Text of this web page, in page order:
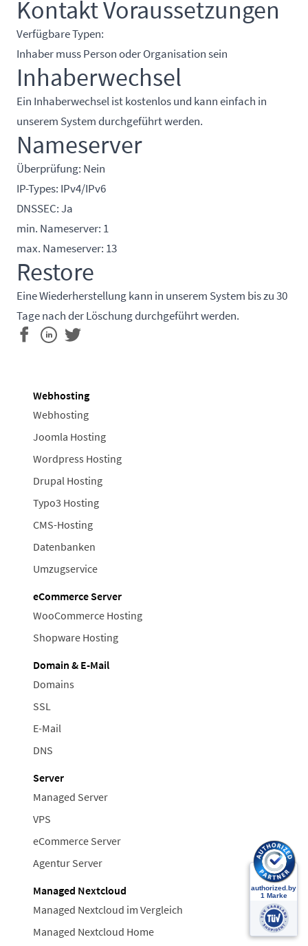
Kontakt Voraussetzungen
Verfügbare Typen:
Inhaber muss Person oder Organisation sein
Inhaberwechsel
Ein Inhaberwechsel ist kostenlos und kann einfach in
unserem System durchgeführt werden.
Nameserver
Überprüfung: Nein
IP-Types: IPv4/IPv6
DNSSEC: Ja
min. Nameserver: 1
max. Nameserver: 13
Restore
Eine Wiederherstellung kann in unserem System bis zu 30
Tage nach der Löschung durchgeführt werden.
Webhosting
Webhosting
Joomla Hosting
Wordpress Hosting
Drupal Hosting
Typo3 Hosting
CMS-Hosting
Datenbanken
Umzugservice
eCommerce Server
WooCommerce Hosting
Shopware Hosting
Domain & E-Mail
Domains
SSL
E-Mail
DNS
Server
Managed Server
VPS
eCommerce Server
Agentur Server
Managed Nextcloud
Managed Nextcloud im Vergleich
Managed Nextcloud Home